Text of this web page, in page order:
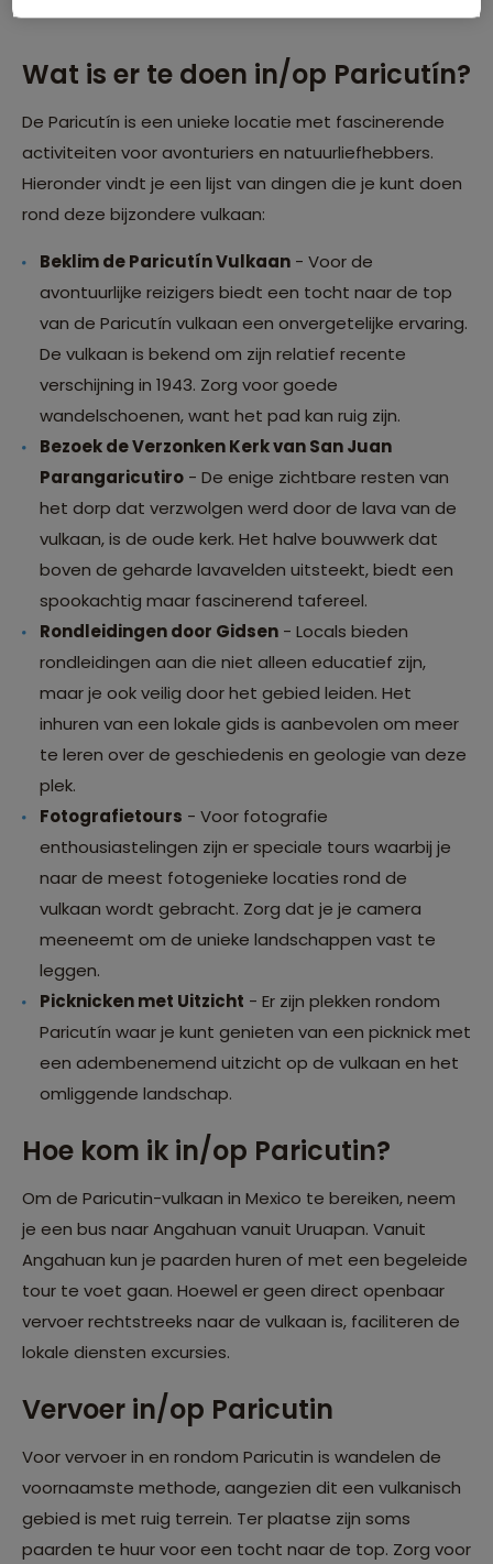
Wat is er te doen in/op Paricutín?
De Paricutín is een unieke locatie met fascinerende
activiteiten voor avonturiers en natuurliefhebbers.
Hieronder vindt je een lijst van dingen die je kunt doen
rond deze bijzondere vulkaan:
Beklim de Paricutín Vulkaan - Voor de
avontuurlijke reizigers biedt een tocht naar de top
van de Paricutín vulkaan een onvergetelijke ervaring.
De vulkaan is bekend om zijn relatief recente
verschijning in 1943. Zorg voor goede
wandelschoenen, want het pad kan ruig zijn.
Bezoek de Verzonken Kerk van San Juan
Parangaricutiro - De enige zichtbare resten van
het dorp dat verzwolgen werd door de lava van de
vulkaan, is de oude kerk. Het halve bouwwerk dat
boven de geharde lavavelden uitsteekt, biedt een
spookachtig maar fascinerend tafereel.
Rondleidingen door Gidsen - Locals bieden
rondleidingen aan die niet alleen educatief zijn,
maar je ook veilig door het gebied leiden. Het
inhuren van een lokale gids is aanbevolen om meer
te leren over de geschiedenis en geologie van deze
plek.
Fotografietours - Voor fotografie
enthousiastelingen zijn er speciale tours waarbij je
naar de meest fotogenieke locaties rond de
vulkaan wordt gebracht. Zorg dat je je camera
meeneemt om de unieke landschappen vast te
leggen.
Picknicken met Uitzicht - Er zijn plekken rondom
Paricutín waar je kunt genieten van een picknick met
een adembenemend uitzicht op de vulkaan en het
omliggende landschap.
Hoe kom ik in/op Paricutin?
Om de Paricutin-vulkaan in Mexico te bereiken, neem
je een bus naar Angahuan vanuit Uruapan. Vanuit
Angahuan kun je paarden huren of met een begeleide
tour te voet gaan. Hoewel er geen direct openbaar
vervoer rechtstreeks naar de vulkaan is, faciliteren de
lokale diensten excursies.
Vervoer in/op Paricutin
Voor vervoer in en rondom Paricutin is wandelen de
voornaamste methode, aangezien dit een vulkanisch
gebied is met ruig terrein. Ter plaatse zijn soms
paarden te huur voor een tocht naar de top. Zorg voor